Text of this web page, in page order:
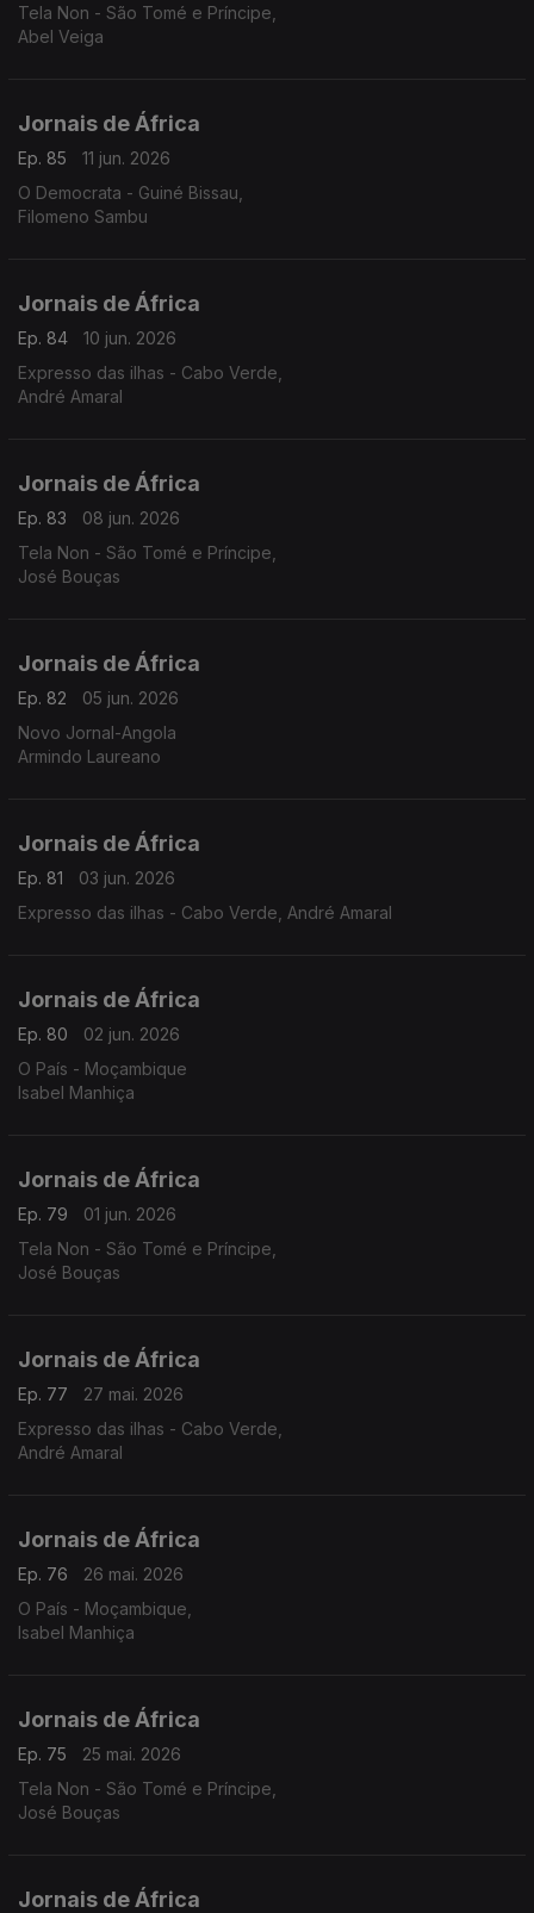
Tela Non - São Tomé e Príncipe,
Abel Veiga
Jornais de África
Ep. 85
11 jun. 2026
O Democrata - Guiné Bissau,
Filomeno Sambu
Jornais de África
Ep. 84
10 jun. 2026
Expresso das ilhas - Cabo Verde,
André Amaral
Jornais de África
Ep. 83
08 jun. 2026
Tela Non - São Tomé e Príncipe,
José Bouças
Jornais de África
Ep. 82
05 jun. 2026
Novo Jornal-Angola
Armindo Laureano
Jornais de África
Ep. 81
03 jun. 2026
Expresso das ilhas - Cabo Verde, André Amaral
Jornais de África
Ep. 80
02 jun. 2026
O País - Moçambique
Isabel Manhiça
Jornais de África
Ep. 79
01 jun. 2026
Tela Non - São Tomé e Príncipe,
José Bouças
Jornais de África
Ep. 77
27 mai. 2026
Expresso das ilhas - Cabo Verde,
André Amaral
Jornais de África
Ep. 76
26 mai. 2026
O País - Moçambique,
Isabel Manhiça
Jornais de África
Ep. 75
25 mai. 2026
Tela Non - São Tomé e Príncipe,
José Bouças
Jornais de África